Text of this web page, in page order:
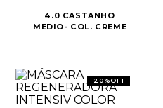
4.0 CASTANHO
MEDIO- COL. CREME
-20%OFF